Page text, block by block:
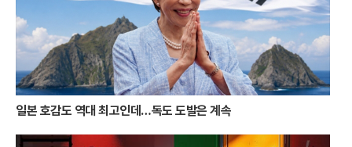
여름 휴가객들에게 완벽한 힐링의 시간을 제공하고 있다. 붉게 물든 바다
와 무지갯빛 항구를 동시에 만끽할 수 있는 통영의 빛의 이중주는, 일상을
떠나온 이들에게 가장 화려하고도 따뜻한 위로가 되어줄 것이다.
일본 호감도 역대 최고인데…독도 도발은 계속